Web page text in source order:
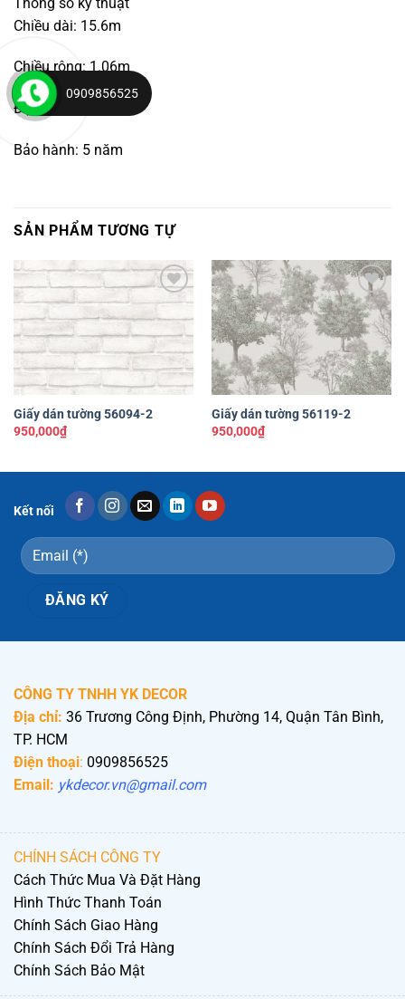
Chiều dài: 15.6m
Chiều rộng: 1.06m
Độ bền: 5-10 năm
Bảo hành: 5 năm
SẢN PHẨM TƯƠNG TỰ
Yêu
thích
Giấy dán tường 56094-2
950,000₫
Yêu
thích
Giấy dán tường 56119-2
950,000₫
Kết nối
CÔNG TY TNHH YK DECOR
Địa chỉ: 36 Trương Công Định, Phường 14, Quận Tân Bình,
TP. HCM
Điện thoại: 0909856525
Email: ykdecor.vn@gmail.com
CHÍNH SÁCH CÔNG TY
Cách Thức Mua Và Đặt Hàng
Hình Thức Thanh Toán
Chính Sách Giao Hàng
Chính Sách Đổi Trả Hàng
Chính Sách Bảo Mật
0909856525